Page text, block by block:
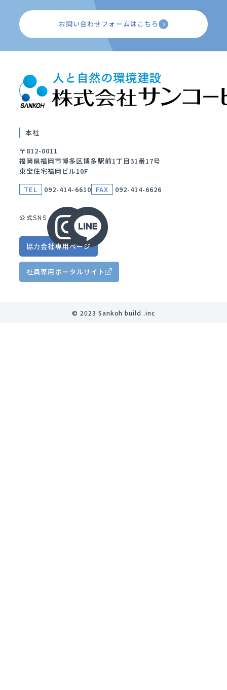
お問い合わせフォームはこちら
本社
〒812-0011
福岡県福岡市博多区博多駅前1丁目31番17号
東宝住宅福岡ビル10F
TEL
092-414-6610 FAX 092-414-6626
公式SNS
協力会社専用ページ
社員専用 ポータルサイト
©︎ 2023 Sankoh build .inc